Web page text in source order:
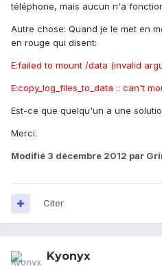
téléphone, mais aucun n'a
Autre chose: Quand je le met en
en rouge qui disent:
E:failed to mount /data (invalid
E:copy_log_files_to_data :: can't
Est-ce que quelqu'un a une
Merci.
Modifié 3 décembre 2012 par
Citer
Kyonyx